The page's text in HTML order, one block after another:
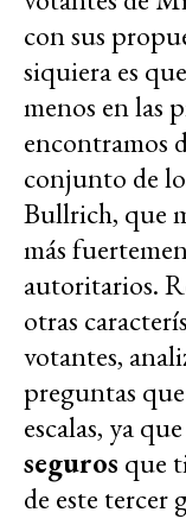
con sus
siquiera es
menos en las
encontramos
conjunto de
Bullrich, que
más
autoritarios.
otras
votantes,
preguntas
escalas, ya que
seguros que
de este tercer